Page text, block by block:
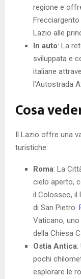
regione e
Lazio alle
In auto: La
sviluppata e
italiane
l’Autostrada
Cosa
Il Lazio offre una
turistiche:
Roma: La
cielo aperto,
il Colosseo, il
di San Pietro.
Vaticano,
della Chiesa
Ostia Antica:
pochi
esplorare le